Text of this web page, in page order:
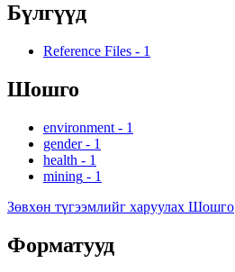
Бүлгүүд
Reference Files - 1
Шошго
environment - 1
gender - 1
health - 1
mining - 1
Зөвхөн түгээмлийг харуулах Шошго
Форматууд